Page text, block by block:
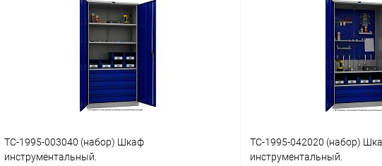
TC-1995-003040 (набор) Шкаф
инструментальный.
TC-1995-042020 (набор)
инструментальный.